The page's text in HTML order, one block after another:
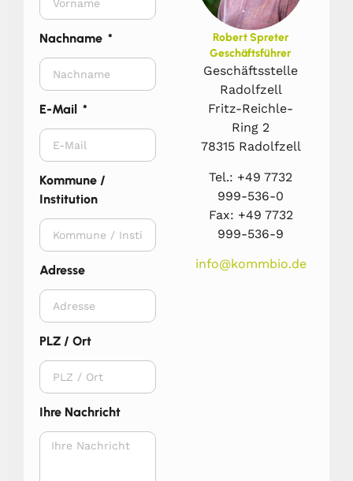
Nachname
E-Mail
Kommune /
Institution
Adresse
PLZ / Ort
Ihre Nachricht
Robert Spreter
Geschäftsführer
Geschäftsstelle
Radolfzell
Fritz-Reichle-
Ring 2
78315 Radolfzell
Tel.: +49 7732
999-536-0
Fax: +49 7732
999-536-9
info@kommbio.de